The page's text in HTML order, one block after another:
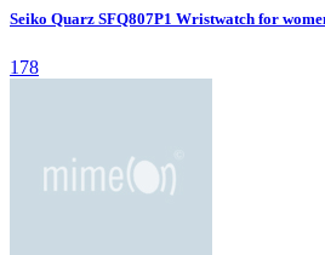
Seiko Quarz SFQ807P1 Wristwatch for
178